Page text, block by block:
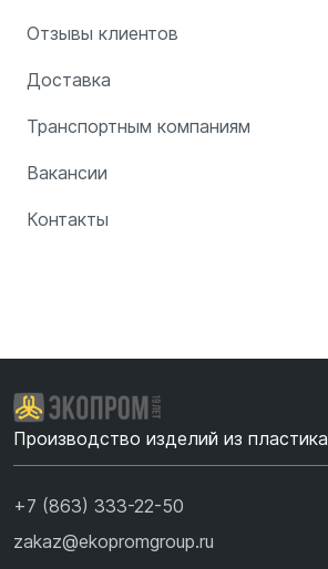
Отзывы клиентов
Доставка
Транспортным компаниям
Вакансии
Контакты
Производство изделий из пластика
+7 (863) 333-22-50
zakaz@ekopromgroup.ru